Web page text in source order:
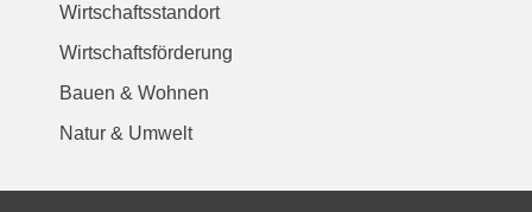
Wirtschaftsstandort
Wirtschaftsförderung
Bauen & Wohnen
Natur & Umwelt